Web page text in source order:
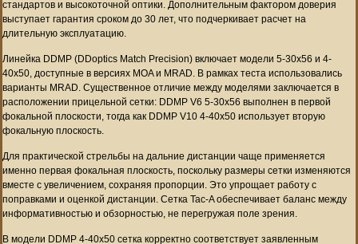
стандартов и высокоточной оптики. Дополнительным фактором доверия
выступает гарантия сроком до 30 лет, что подчеркивает расчет на
длительную эксплуатацию.
Линейка DDMP (DDoptics Match Precision) включает модели 5-30x56 и 4-
40x50, доступные в версиях MOA и MRAD. В рамках теста использовались
варианты MRAD. Существенное отличие между моделями заключается в
расположении прицельной сетки: DDMP V6 5-30x56 выполнен в первой
фокальной плоскости, тогда как DDMP V10 4-40x50 использует вторую
фокальную плоскость.
Для практической стрельбы на дальние дистанции чаще применяется
именно первая фокальная плоскость, поскольку размеры сетки изменяются
вместе с увеличением, сохраняя пропорции. Это упрощает работу с
поправками и оценкой дистанции. Сетка Tac-A обеспечивает баланс между
информативностью и обзорностью, не перегружая поле зрения.
В модели DDMP 4-40x50 сетка корректно соответствует заявленным